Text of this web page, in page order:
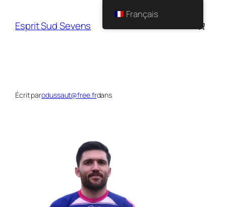
Esprit Sud Sevens
Écrit parodussaut@free.frdans
Français